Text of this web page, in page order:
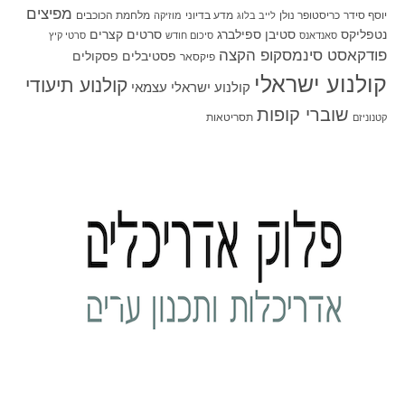
יוסף סידר כריסטופר נולן לייב בלוג מדע בדיוני מוזיקה מלחמת הכוכבים מפיצים
נטפליקס סאנדאנס סטיבן ספילברג סיכום חודש סרטים קצרים סרטי קיץ
פודקאסט סינמסקופ הקצה פיקסאר פסטיבלים פסקולים
קולנוע ישראלי קולנוע ישראלי עצמאי קולנוע תיעודי
קטנוניזם שוברי קופות תסריטאות